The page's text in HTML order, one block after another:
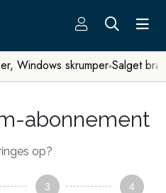
Windows skrumper Salget
abonnement
op?
3 4